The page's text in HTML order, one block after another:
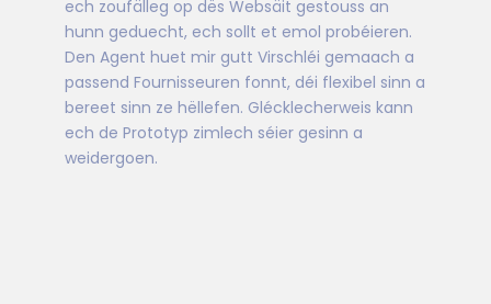
ech zoufälleg op dës Websäit gestouss an
hunn geduecht, ech sollt et emol probéieren.
Den Agent huet mir gutt Virschléi gemaach a
passend Fournisseuren fonnt, déi flexibel sinn a
bereet sinn ze hëllefen. Glécklecherweis kann
ech de Prototyp zimlech séier gesinn a
weidergoen.